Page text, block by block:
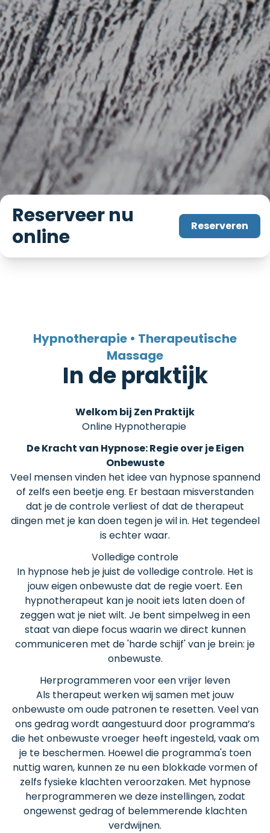
Reserveer nu
online
Reserveren
Hypnotherapie • Therapeutische
Massage
In de praktijk
Welkom bij Zen Praktijk
Online Hypnotherapie
De Kracht van Hypnose: Regie over je Eigen
Onbewuste
Veel mensen vinden het idee van hypnose spannend
of zelfs een beetje eng. Er bestaan misverstanden
dat je de controle verliest of dat de therapeut
dingen met je kan doen tegen je wil in. Het tegendeel
is echter waar.
Volledige controle
In hypnose heb je juist de volledige controle. Het is
jouw eigen onbewuste dat de regie voert. Een
hypnotherapeut kan je nooit iets laten doen of
zeggen wat je niet wilt. Je bent simpelweg in een
staat van diepe focus waarin we direct kunnen
communiceren met de 'harde schijf' van je brein: je
onbewuste.
Herprogrammeren voor een vrijer leven
Als therapeut werken wij samen met jouw
onbewuste om oude patronen te resetten. Veel van
ons gedrag wordt aangestuurd door programma’s
die het onbewuste vroeger heeft ingesteld, vaak om
je te beschermen. Hoewel die programma's toen
nuttig waren, kunnen ze nu een blokkade vormen of
zelfs fysieke klachten veroorzaken. Met hypnose
herprogrammeren we deze instellingen, zodat
ongewenst gedrag of belemmerende klachten
verdwijnen.